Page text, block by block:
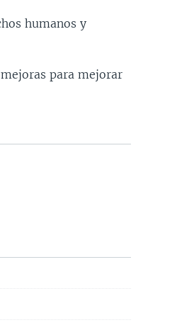
humanos y
para mejorar